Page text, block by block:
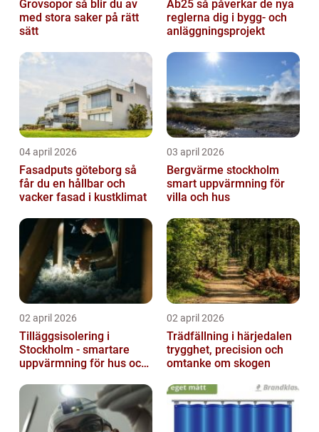
Grovsopor så blir du av
med stora saker på rätt
sätt
Ab25 så påverkar de nya
reglerna dig i bygg- och
anläggningsprojekt
04 april 2026
Fasadputs göteborg så
får du en hållbar och
vacker fasad i kustklimat
03 april 2026
Bergvärme stockholm
smart uppvärmning för
villa och hus
02 april 2026
Tilläggsisolering i
Stockholm - smartare
uppvärmning för hus och
02 april 2026
Trädfällning i härjedalen
trygghet, precision och
omtanke om skogen